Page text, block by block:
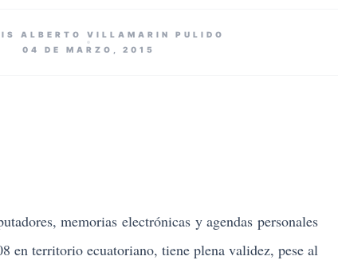
ALBERTO VILLAMARIN PULIDO
04 DE MARZO, 2015
memorias electrónicas y agendas personales
en territorio ecuatoriano, tiene plena validez, pese al